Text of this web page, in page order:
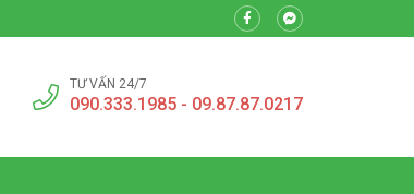
TƯ VẤN 24/7
090.333.1985 - 09.87.87.0217